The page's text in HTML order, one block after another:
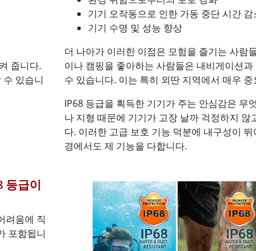
줍니다.
있습니
기기 오작동으로 인한 가동 중단 시간 감
기기 수명 및 성능 향상
더 나아가 이러한 이점은 모험을 즐기는 사람
이나 캠핑을 좋아하는 사람들은 내비게이션
수 있습니다. 이는 특히 외딴 지역에서 매우 중
IP68 등급을 획득한 기기가 주는 안심감은 무
나 지형 때문에 기기가 고장 날까 걱정하지 않
다. 이러한 고급 보호 기능 덕분에 내구성이
경에서도 제 기능을 다합니다.
등급이
려움에 직
포함됩니